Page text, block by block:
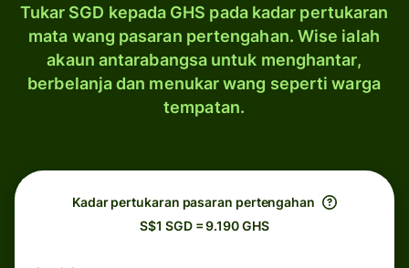
Tukar SGD kepada GHS pada kadar pertukaran
mata wang pasaran pertengahan. Wise ialah
akaun antarabangsa untuk menghantar,
berbelanja dan menukar wang seperti warga
tempatan.
Kadar pertukaran pasaran pertengahan
S$1 SGD = 9.190 GHS